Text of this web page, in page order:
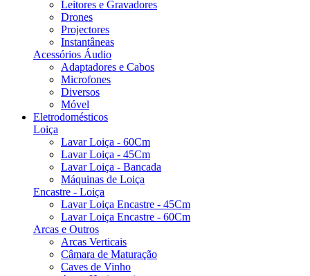
Leitores e Gravadores
Drones
Projectores
Instantâneas
Acessórios Áudio
Adaptadores e Cabos
Microfones
Diversos
Móvel
Eletrodomésticos
Loiça
Lavar Loiça - 60Cm
Lavar Loiça - 45Cm
Lavar Loiça - Bancada
Máquinas de Loiça
Encastre - Loiça
Lavar Loiça Encastre - 45Cm
Lavar Loiça Encastre - 60Cm
Arcas e Outros
Arcas Verticais
Câmara de Maturação
Caves de Vinho